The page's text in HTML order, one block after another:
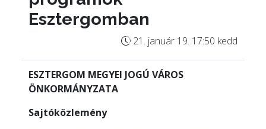
Esztergomban
21. január 19. 17:50 kedd
ESZTERGOM MEGYEI JOGÚ VÁROS
ÖNKORMÁNYZATA
Sajtóközlemény